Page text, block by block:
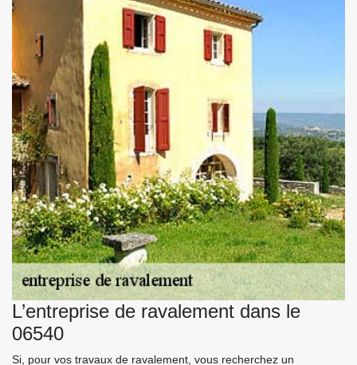
L’entreprise de ravalement dans le
06540
Si, pour vos travaux de ravalement, vous recherchez un